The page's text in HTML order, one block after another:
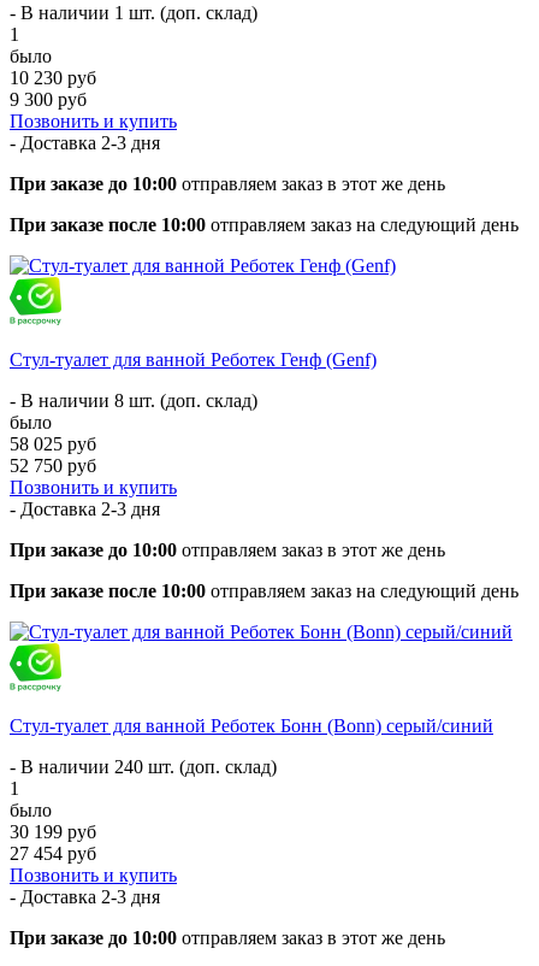
- В наличии 1 шт. (доп. склад)
1
было
10 230 руб
9 300 руб
Позвонить и купить
- Доставка 2-3 дня
При заказе до 10:00 отправляем заказ в этот же день
При заказе после 10:00 отправляем заказ на следующий день
Стул-туалет для ванной Реботек Генф (Genf)
- В наличии 8 шт. (доп. склад)
было
58 025 руб
52 750 руб
Позвонить и купить
- Доставка 2-3 дня
При заказе до 10:00 отправляем заказ в этот же день
При заказе после 10:00 отправляем заказ на следующий день
Стул-туалет для ванной Реботек Бонн (Bonn) серый/синий
- В наличии 240 шт. (доп. склад)
1
было
30 199 руб
27 454 руб
Позвонить и купить
- Доставка 2-3 дня
При заказе до 10:00 отправляем заказ в этот же день